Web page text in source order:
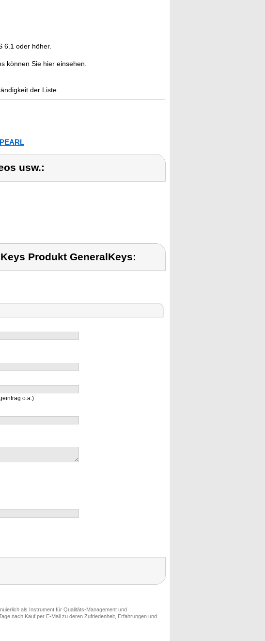
6.1 oder höher.
können Sie hier einsehen.
der Liste.
PEARL
usw.:
Produkt GeneralKeys:
o.a.)
als Instrument für Qualitäts-Management und
nach Kauf per E-Mail zu deren Zufriedenheit, Erfahrungen und